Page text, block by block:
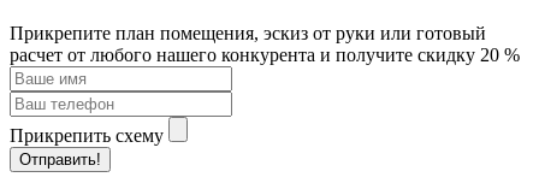
Прикрепите план помещения, эскиз от руки или готовый
расчет от любого нашего конкурента и получите скидку 20 %
Прикрепить схему
Отправить!